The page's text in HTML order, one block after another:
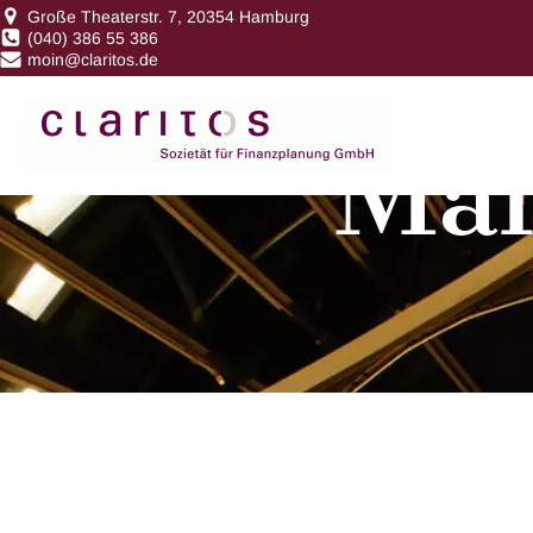
Große Theaterstr. 7, 20354 Hamburg
(040) 386 55 386
moin@claritos.de